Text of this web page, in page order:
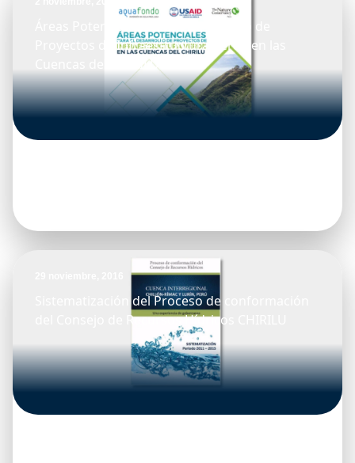
Áreas Potenciales para el Desarrollo de
Proyectos de Infraestructura Verde en las
Cuencas del CHIRILU
Sistematización del Proceso de conformación
del Consejo de Recursos Hídricos CHIRILU